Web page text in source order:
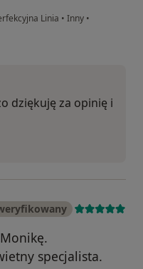
Linia • Inny •
dziękuję za opinię i
specjalista.